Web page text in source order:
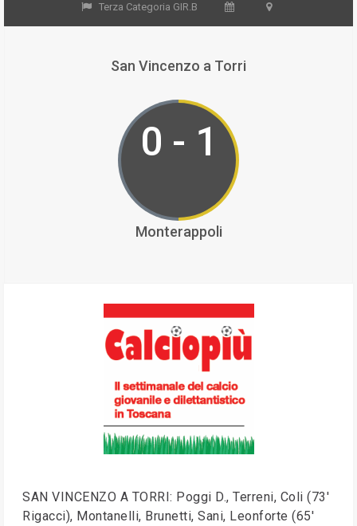
Terza Categoria GIR.B
San Vincenzo a Torri
0 - 1
Monterappoli
SAN VINCENZO A TORRI: Poggi D., Terreni, Coli (73'
Rigacci), Montanelli, Brunetti, Sani, Leonforte (65'